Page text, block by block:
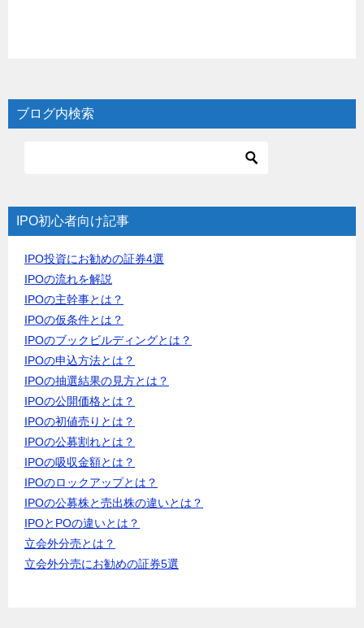
ブログ内検索
IPO初心者向け記事
IPO投資にお勧めの証券4選
IPOの流れを解説
IPOの主幹事とは？
IPOの仮条件とは？
IPOのブックビルディングとは？
IPOの申込方法とは？
IPOの抽選結果の見方とは？
IPOの公開価格とは？
IPOの初値売りとは？
IPOの公募割れとは？
IPOの吸収金額とは？
IPOのロックアップとは？
IPOの公募株と売出株の違いとは？
IPOとPOの違いとは？
立会外分売とは？
立会外分売にお勧めの証券5選